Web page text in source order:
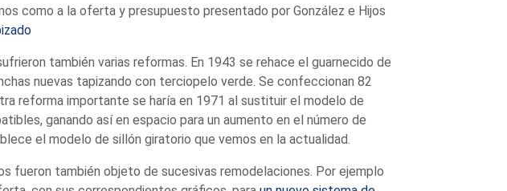
como a la oferta y presupuesto presentado por González e Hijos
también varias reformas. En 1943 se rehace el guarnecido de
nuevas tapizando con terciopelo verde. Se confeccionan 82
reforma importante se haría en 1971 al sustituir el modelo de
ganando así en espacio para un aumento en el número de
el modelo de sillón giratorio que vemos en la actualidad.
fueron también objeto de sucesivas remodelaciones. Por ejemplo